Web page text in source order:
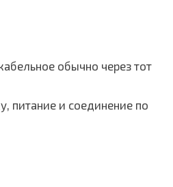
обычно через тот
питание и соединение по